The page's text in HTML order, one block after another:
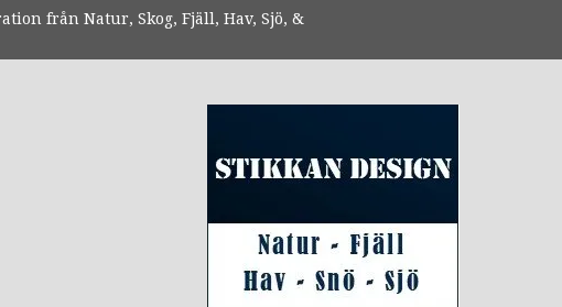
från Natur, Skog, Fjäll, Hav, Sjö, &